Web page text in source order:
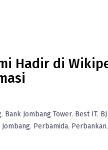
Hadir di
, Bank Jombang Tower, Best IT,
, Perbamida, Perbankan,